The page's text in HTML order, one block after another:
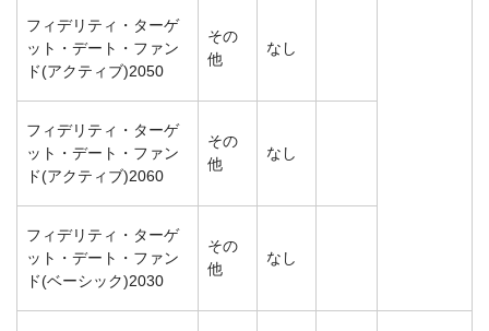
フィデリティ・ターゲ
ット・デート・ファン
ド(アクティブ)2050
その
他
なし
フィデリティ・ターゲ
ット・デート・ファン
ド(アクティブ)2060
その
他
なし
フィデリティ・ターゲ
ット・デート・ファン
ド(ベーシック)2030
その
他
なし